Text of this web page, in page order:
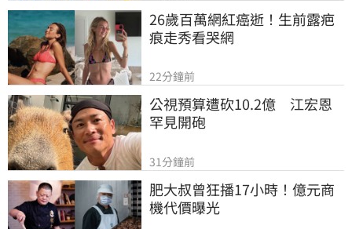
26歲百萬網紅癌逝！生前露疤
痕走秀看哭網
22分鐘前
公視預算遭砍10.2億　江宏恩
罕見開砲
31分鐘前
肥大叔曾狂播17小時！億元商
機代價曝光